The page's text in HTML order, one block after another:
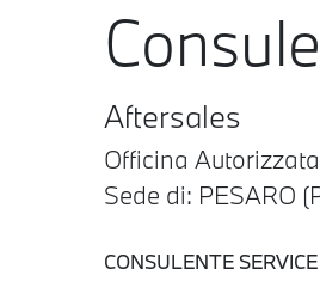
Aftersales
Officina
Sede di: PESARO
CONSULENTE